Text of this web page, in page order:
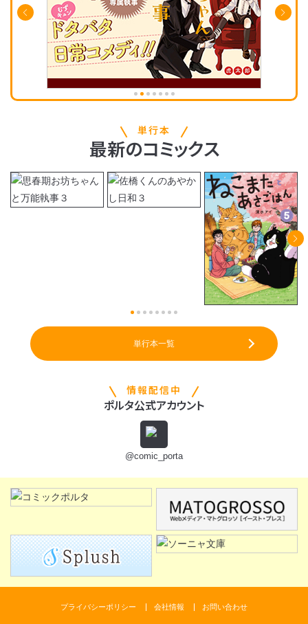
単行本
最新のコミックス
単行本一覧
情報配信中
ポルタ公式アカウント
@comic_porta
プライバシーポリシー 会社情報 お問い合わせ